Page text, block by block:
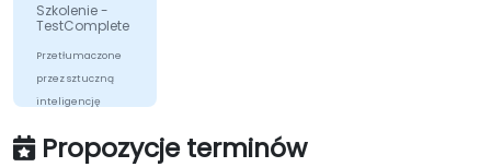
Szkolenie -
TestComplete
Przetłumaczone
przez sztuczną
inteligencję
Propozycje terminów